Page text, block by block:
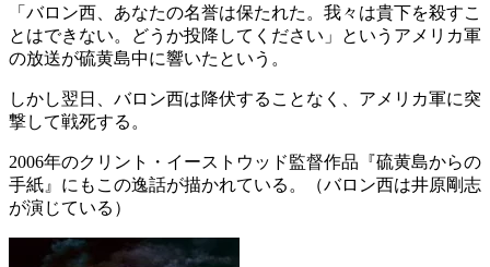
「バロン西、あなたの名誉は保たれた。我々は貴下を殺すこ
とはできない。どうか投降してください」というアメリカ軍
の放送が硫黄島中に響いたという。
しかし翌日、バロン西は降伏することなく、アメリカ軍に突
撃して戦死する。
2006年のクリント・イーストウッド監督作品『硫黄島からの
手紙』にもこの逸話が描かれている。（バロン西は井原剛志
が演じている）